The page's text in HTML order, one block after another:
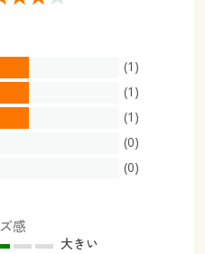
(1)
(1)
(1)
(0)
(0)
感
大きい